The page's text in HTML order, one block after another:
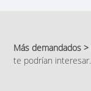
Más demandados >
te podrían interesar.